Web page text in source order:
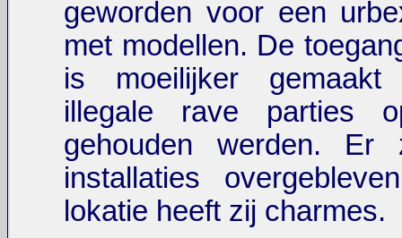
geworden voor een
met modellen. De
is moeilijker
illegale rave parties
gehouden werden. Er
installaties
lokatie heeft zij charmes.